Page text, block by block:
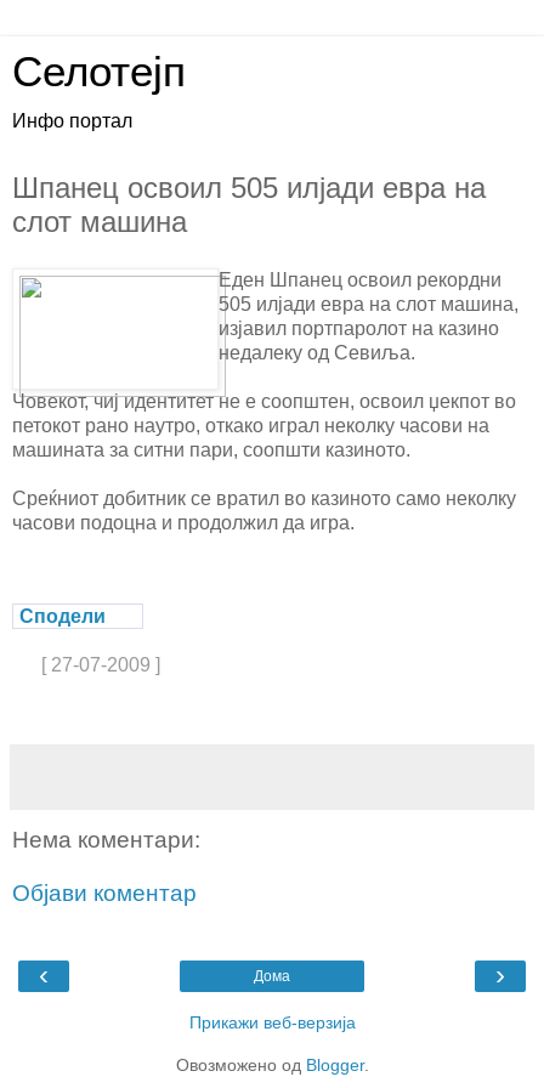
Селотејп
Инфо портал
Шпанец освоил 505 илјади евра на
слот машина
Еден Шпанец освоил рекордни
505 илјади евра на слот машина,
изјавил портпаролот на казино
недалеку од Севиља.
Човекот, чиј идентитет не е соопштен, освоил џекпот во
петокот рано наутро, откако играл неколку часови на
машината за ситни пари, соопшти казиното.
Среќниот добитник се вратил во казиното само неколку
часови подоцна и продолжил да игра.
Сподели
[ 27-07-2009 ]
Нема коментари:
Објави коментар
‹ ›
Дома
Прикажи веб-верзија
Овозможено од Blogger.